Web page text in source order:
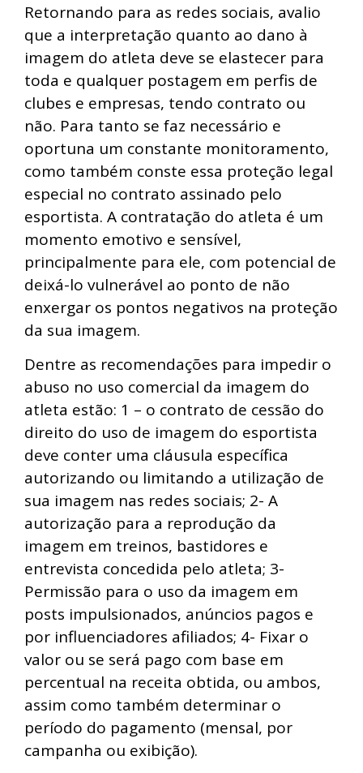
Retornando para as redes sociais, avalio
que a interpretação quanto ao dano à
imagem do atleta deve se elastecer para
toda e qualquer postagem em perfis de
clubes e empresas, tendo contrato ou
não. Para tanto se faz necessário e
oportuna um constante monitoramento,
como também conste essa proteção legal
especial no contrato assinado pelo
esportista. A contratação do atleta é um
momento emotivo e sensível,
principalmente para ele, com potencial de
deixá-lo vulnerável ao ponto de não
enxergar os pontos negativos na proteção
da sua imagem.
Dentre as recomendações para impedir o
abuso no uso comercial da imagem do
atleta estão: 1 – o contrato de cessão do
direito do uso de imagem do esportista
deve conter uma cláusula específica
autorizando ou limitando a utilização de
sua imagem nas redes sociais; 2- A
autorização para a reprodução da
imagem em treinos, bastidores e
entrevista concedida pelo atleta; 3-
Permissão para o uso da imagem em
posts impulsionados, anúncios pagos e
por influenciadores afiliados; 4- Fixar o
valor ou se será pago com base em
percentual na receita obtida, ou ambos,
assim como também determinar o
período do pagamento (mensal, por
campanha ou exibição).